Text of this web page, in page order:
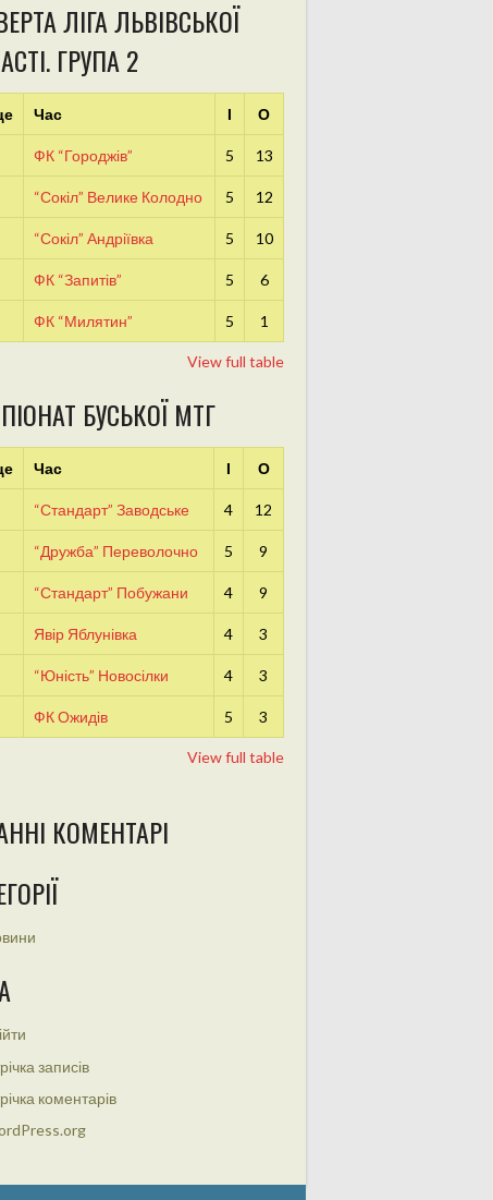
ЛІГА ЛЬВІВСЬКОЇ
ГРУПА 2
Час І О
ФК “Городжів” 5 13
“Сокіл” Велике Колодно 5 12
“Сокіл” Андріївка 5 10
ФК “Запитів” 5 6
ФК “Милятин” 5 1
View full table
БУСЬКОЇ МТГ
Час І О
“Стандарт” Заводське 4 12
“Дружба” Переволочно 5 9
“Стандарт” Побужани 4 9
Явір Яблунівка 4 3
“Юність” Новосілки 4 3
ФК Ожидів 5 3
View full table
КОМЕНТАРІ
записів
коментарів